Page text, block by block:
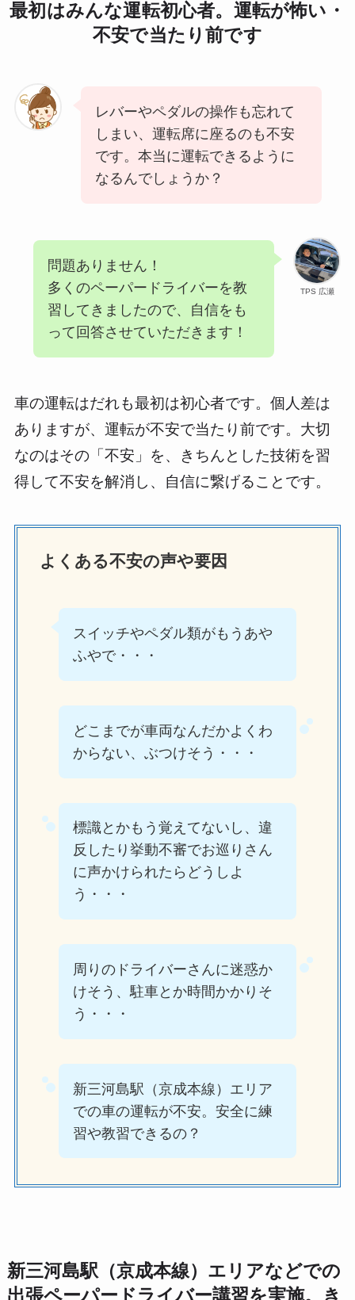
最初はみんな運転初心者。運転が怖い・
不安で当たり前です
レバーやペダルの操作も忘れて
しまい、運転席に座るのも不安
です。本当に運転できるように
なるんでしょうか？
TPS 広瀬
問題ありません！
多くのペーパードライバーを教
習してきましたので、自信をも
って回答させていただきます！
車の運転はだれも最初は初心者です。個人差は
ありますが、運転が不安で当たり前です。大切
なのはその「不安」を、きちんとした技術を習
得して不安を解消し、自信に繋げることです。
よくある不安の声や要因
スイッチやペダル類がもうあや
ふやで・・・
どこまでが車両なんだかよくわ
からない、ぶつけそう・・・
標識とかもう覚えてないし、違
反したり挙動不審でお巡りさん
に声かけられたらどうしよ
う・・・
周りのドライバーさんに迷惑か
けそう、駐車とか時間かかりそ
う・・・
新三河島駅（京成本線）エリア
での車の運転が不安。安全に練
習や教習できるの？
新三河島駅（京成本線）エリアなどでの
出張ペーパードライバー講習を実施。き